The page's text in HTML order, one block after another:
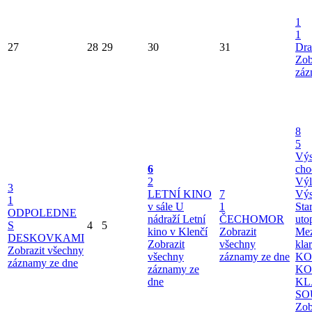
27 28 29 30 31
1
1
3
1
ODPOLEDNE
S
DESKOVKAMI
Zobrazit všechny
záznamy ze dne
4 5
6
2
LETNÍ KINO
v sále U
nádražíLetní
kino v Klenčí
Zobrazit
všechny
záznamy ze
dne
7
1
ČECHOMOR
Zobrazit
všechny
záznamy ze dne
8
5